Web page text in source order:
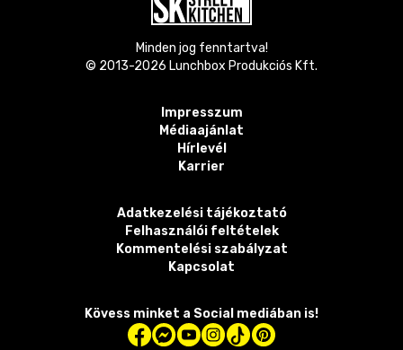
Minden jog fenntartva!
© 2013-2026 Lunchbox Produkciós Kft.
Impresszum
Médiaajánlat
Hírlevél
Karrier
Adatkezelési tájékoztató
Felhasználói feltételek
Kommentelési szabályzat
Kapcsolat
Kövess minket a Social mediában is!